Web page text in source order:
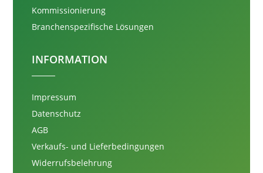
Kommissionierung
Branchenspezifische Lösungen
INFORMATION
Impressum
Datenschutz
AGB
Verkaufs- und Lieferbedingungen
Widerrufsbelehrung